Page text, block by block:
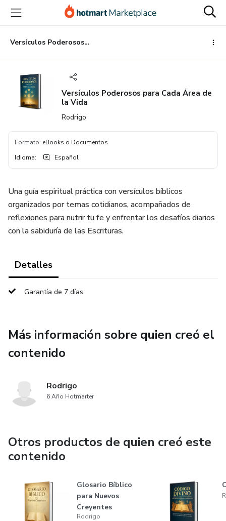
principal
página
de
página
Versículos Poderosos para Cada Área de la Vida
Versículos Poderosos para Cada Área de
la Vida
Rodrigo
Formato: eBooks o Documentos
Idioma: Español
Una guía espiritual práctica con versículos bíblicos
organizados por temas cotidianos, acompañados de
reflexiones para nutrir tu fe y enfrentar los desafíos diarios
con la sabiduría de las Escrituras.
Detalles
Garantía de 7 días
Más información sobre quien creó el
contenido
Rodrigo
6 Año Hotmarter
Otros productos de quien creó este
contenido
Glosario Bíblico
para Nuevos
Creyentes
Rodrigo